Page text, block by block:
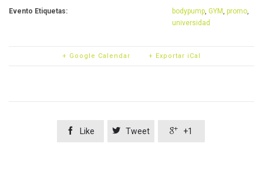
Evento Etiquetas: bodypump, GYM, promo,
universidad
+ Google Calendar + Exportar iCal
 Like  Tweet  +1